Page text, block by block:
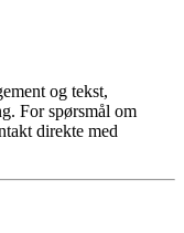
og tekst,
For spørsmål om
direkte med